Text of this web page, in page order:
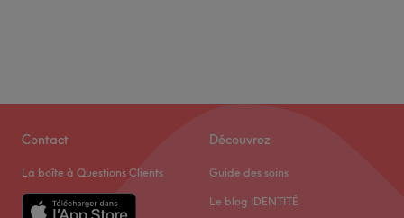
Contact
La boîte à Questions Clients
Découvrez
Guide des soins
Le blog IDENTITÉ